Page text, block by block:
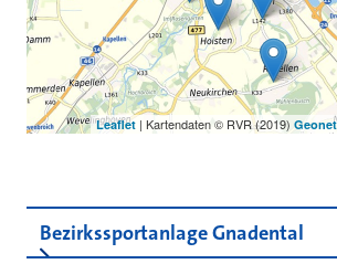
Leaflet | Kartendaten © RVR (2019)
Bezirkssportanlage Gnadental